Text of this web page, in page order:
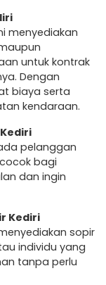
menyediakan
untuk kontrak
Dengan
biaya serta
kendaraan.
pelanggan
bagi
dan ingin
Kediri
sopir
individu yang
tanpa perlu